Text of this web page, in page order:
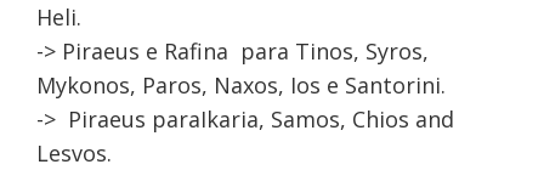
Heli.
-> Piraeus e Rafina para Tinos, Syros,
Mykonos, Paros, Naxos, Ios e Santorini.
-> Piraeus paraIkaria, Samos, Chios and
Lesvos.